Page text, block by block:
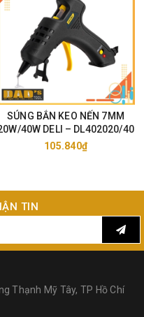
Sàn TMĐT/(Sản phẩm lỗi,
bì nguyên vẹn).
SÚNG BẮN KEO NẾN 7MM
40W DELI – DL402020/40
105.840₫
TIN
Thạnh Mỹ Tây, TP Hồ Chí